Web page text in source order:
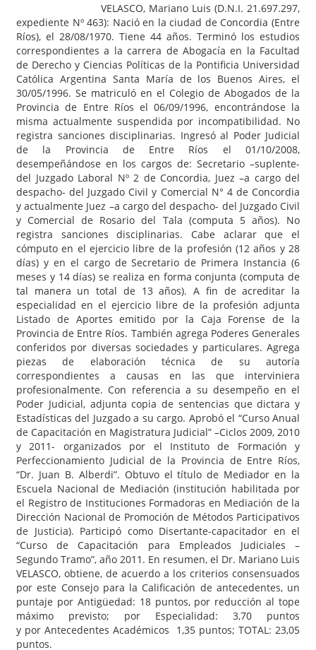
VELASCO, Mariano Luis (D.N.I. 21.697.297,
expediente Nº 463): Nació en la ciudad de Concordia (Entre
Ríos), el 28/08/1970. Tiene 44 años. Terminó los estudios
correspondientes a la carrera de Abogacía en la Facultad
de Derecho y Ciencias Políticas de la Pontificia Universidad
Católica Argentina Santa María de los Buenos Aires, el
30/05/1996. Se matriculó en el Colegio de Abogados de la
Provincia de Entre Ríos el 06/09/1996, encontrándose la
misma actualmente suspendida por incompatibilidad. No
registra sanciones disciplinarias. Ingresó al Poder Judicial
de la Provincia de Entre Ríos el 01/10/2008,
desempeñándose en los cargos de: Secretario –suplente-
del Juzgado Laboral Nº 2 de Concordia, Juez –a cargo del
despacho- del Juzgado Civil y Comercial N° 4 de Concordia
y actualmente Juez –a cargo del despacho- del Juzgado Civil
y Comercial de Rosario del Tala (computa 5 años). No
registra sanciones disciplinarias. Cabe aclarar que el
cómputo en el ejercicio libre de la profesión (12 años y 28
días) y en el cargo de Secretario de Primera Instancia (6
meses y 14 días) se realiza en forma conjunta (computa de
tal manera un total de 13 años). A fin de acreditar la
especialidad en el ejercicio libre de la profesión adjunta
Listado de Aportes emitido por la Caja Forense de la
Provincia de Entre Ríos. También agrega Poderes Generales
conferidos por diversas sociedades y particulares. Agrega
piezas de elaboración técnica de su autoría
correspondientes a causas en las que interviniera
profesionalmente. Con referencia a su desempeño en el
Poder Judicial, adjunta copia de sentencias que dictara y
Estadísticas del Juzgado a su cargo. Aprobó el “Curso Anual
de Capacitación en Magistratura Judicial” –Ciclos 2009, 2010
y 2011- organizados por el Instituto de Formación y
Perfeccionamiento Judicial de la Provincia de Entre Ríos,
“Dr. Juan B. Alberdi”. Obtuvo el título de Mediador en la
Escuela Nacional de Mediación (institución habilitada por
el Registro de Instituciones Formadoras en Mediación de la
Dirección Nacional de Promoción de Métodos Participativos
de Justicia). Participó como Disertante-capacitador en el
“Curso de Capacitación para Empleados Judiciales –
Segundo Tramo”, año 2011. En resumen, el Dr. Mariano Luis
VELASCO, obtiene, de acuerdo a los criterios consensuados
por este Consejo para la Calificación de antecedentes, un
puntaje por Antigüedad: 18 puntos, por reducción al tope
máximo previsto; por Especialidad: 3,70 puntos
y por Antecedentes Académicos 1,35 puntos; TOTAL: 23,05
puntos.